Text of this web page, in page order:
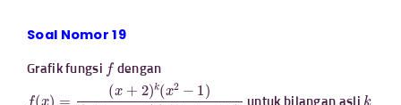
Soal Nomor 19
Grafik fungsi f dengan
f(x = x2 −1 )(x2+x− 2)
(x2 + untuk bilangan asli k